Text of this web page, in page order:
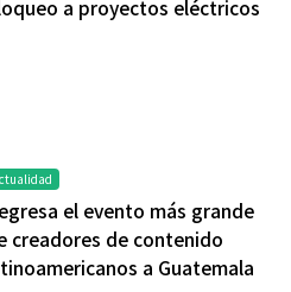
a proyectos eléctricos
el evento más grande
creadores de contenido
a Guatemala